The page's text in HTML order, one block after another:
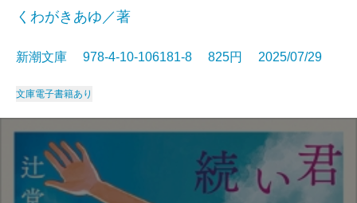
くわがきあゆ／著
新潮文庫 978-4-10-106181-8 825円 2025/07/29
文庫電子書籍あり